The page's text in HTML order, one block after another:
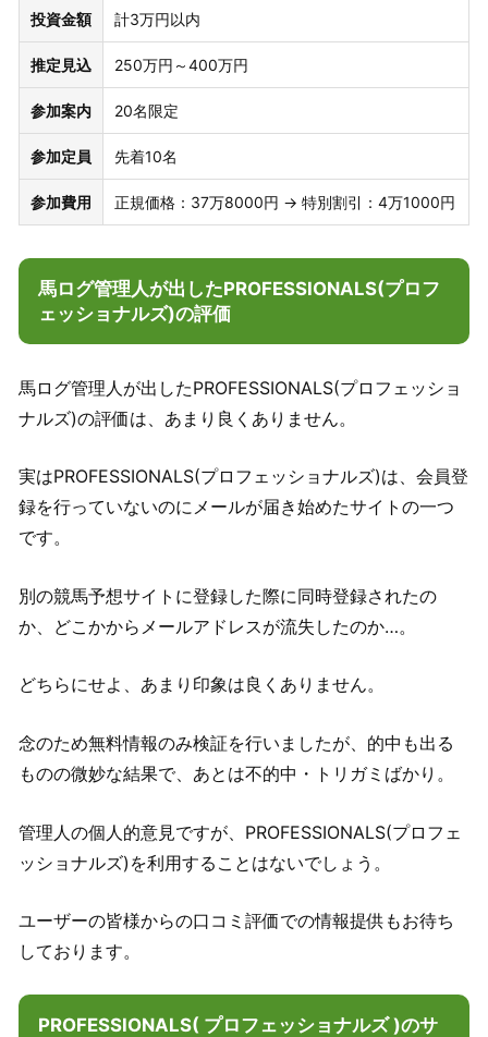
投資金額 計3万円以内
推定見込 250万円～400万円
参加案内 20名限定
参加定員 先着10名
参加費用 正規価格：37万8000円 → 特別割引：4万1000円
馬ログ管理人が出したPROFESSIONALS(プロフ
ェッショナルズ)の評価
馬ログ管理人が出したPROFESSIONALS(プロフェッショ
ナルズ)の評価は、あまり良くありません。
実はPROFESSIONALS(プロフェッショナルズ)は、会員登
録を行っていないのにメールが届き始めたサイトの一つ
です。
別の競馬予想サイトに登録した際に同時登録されたの
か、どこかからメールアドレスが流失したのか…。
どちらにせよ、あまり印象は良くありません。
念のため無料情報のみ検証を行いましたが、的中も出る
ものの微妙な結果で、あとは不的中・トリガミばかり。
管理人の個人的意見ですが、PROFESSIONALS(プロフェ
ッショナルズ)を利用することはないでしょう。
ユーザーの皆様からの口コミ評価での情報提供もお待ち
しております。
PROFESSIONALS( プロフェッショナルズ )のサ